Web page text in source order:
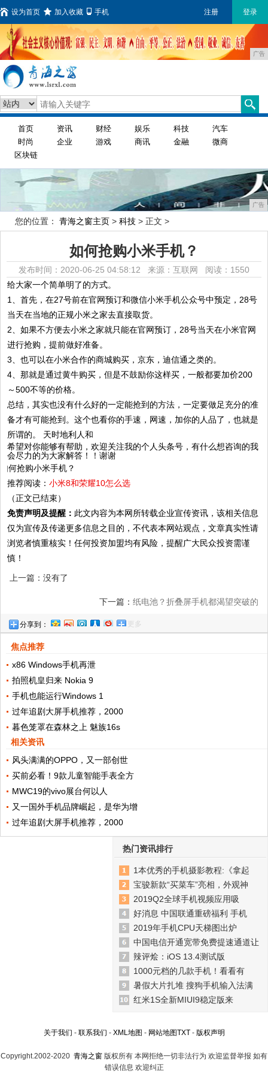
设为首页 加入收藏 手机 注册 登录
广告
首页 资讯 财经 娱乐 科技
汽车
时尚
企业 游戏 商讯 金融
微商
区块链
广告
您的位置： 青海之窗主页 > 科技 > 正文 >
如何抢购小米手机？
发布时间：2020-06-25 04:58:12 来源：互联网 阅读：1550
给大家一个简单明了的方式。
1、首先，在27号前在官网预订和微信小米手机公众号中预定，28号
当天在当地的正规小米之家去直接取货。
2、如果不方便去小米之家就只能在官网预订，28号当天在小米官网
进行抢购，提前做好准备。
3、也可以在小米合作的商城购买，京东，迪信通之类的。
4、那就是通过黄牛购买，但是不鼓励你这样买，一般都要加价200
～500不等的价格。
总结，其实也没有什么好的一定能抢到的方法，一定要做足充分的准
备才有可能抢到。这个也看你的手速，网速，加你的人品了，也就是
所谓的。 天时地利人和
希望对你能够有帮助，欢迎关注我的个人头条号，有什么想咨询的我
会尽力的为大家解答！！谢谢
推荐阅读：小米8和荣耀10怎么选
（正文已结束）
免责声明及提醒： 此文内容为本网所转载企业宣传资讯，该相关信息
仅为宣传及传递更多信息之目的，不代表本网站观点，文章真实性请
浏览者慎重核实！任何投资加盟均有风险，提醒广大民众投资需谨
慎！
上一篇：没有了
下一篇： 纸电池？折叠屏手机都渴望突破的
分享到： 更多
焦点推荐
x86 Windows手机再泄
拍照机皇归来 Nokia 9
手机也能运行Windows 1
过年追剧大屏手机推荐，2000
暮色笼罩在森林之上 魅族16s
相关资讯
风头满满的OPPO，又一部创世
买前必看！9款儿童智能手表全方
MWC19的vivo展台何以人
又一国外手机品牌崛起，是华为增
过年追剧大屏手机推荐，2000
热门资讯排行
1本优秀的手机摄影教程:《拿起
宝骏新款“买菜车”亮相，外观神
2019Q2全球手机视频应用吸
好消息 中国联通重磅福利 手机
2019年手机CPU天梯图出炉
中国电信开通宽带免费提速通道让
辣评烩：iOS 13.4测试版
1000元档的几款手机！看看有
暑假大片扎堆 搜狗手机输入法满
红米1S全新MIUI9稳定版来
关于我们 - 联系我们 - XML地图 - 网站地图TXT- 版权声明
Copyright.2002-2020 青海之窗 版权所有 本网拒绝一切非法行为 欢迎监督举报 如有
错误信息 欢迎纠正